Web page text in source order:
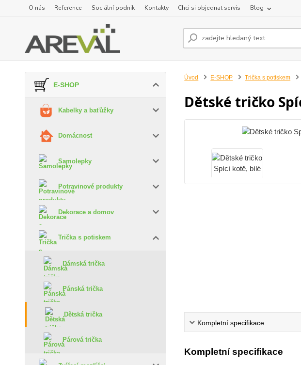
O nás Reference Sociální podnik Kontakty Chci si objednat servis Blog
E-SHOP
Kabelky a baťůžky
Domácnost
Samolepky
Potravinové produkty
Dekorace a domov
Trička s potiskem
Dámská trička
Pánská trička
Dětská trička
Párová trička
Úvod E-SHOP Trička s potiskem
Dětské tričko
Kompletní specifikace
Kompletní specifikace